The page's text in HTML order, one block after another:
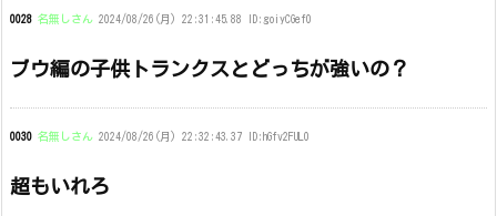
0028 名無しさん 2024/08/26(月) 22:31:45.88 ID:goiyCGef0
ブウ編の子供トランクスとどっちが強いの？
0030 名無しさん 2024/08/26(月) 22:32:43.37 ID:hGfv2FUL0
超もいれろ